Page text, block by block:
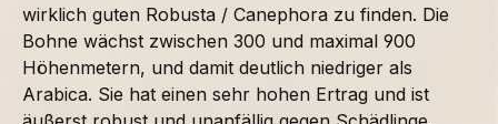
wirklich guten Robusta / Canephora zu finden. Die
Bohne wächst zwischen 300 und maximal 900
Höhenmetern, und damit deutlich niedriger als
Arabica. Sie hat einen sehr hohen Ertrag und ist